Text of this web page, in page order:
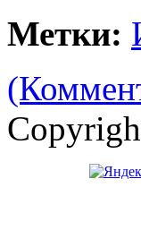
Метки: